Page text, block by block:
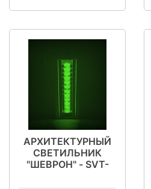
АРХИТЕКТУРНЫЙ
СВЕТИЛЬНИК
"ШЕВРОН" - SVT-